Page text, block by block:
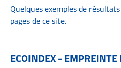
Quelques exemples de
pages de ce site.
ECOINDEX -